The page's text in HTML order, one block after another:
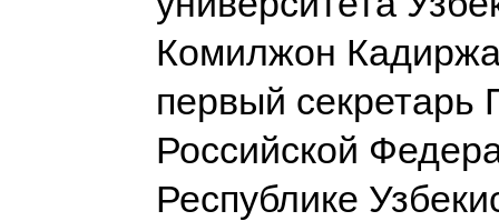
Комилжон
первый секретарь
Российской
Республике